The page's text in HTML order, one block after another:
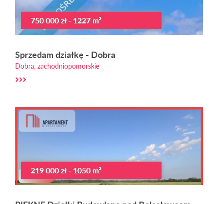
750 000 zł - 1227 m²
Sprzedam działkę - Dobra
Dobra, zachodniopomorskie
219 000 zł - 1050 m²